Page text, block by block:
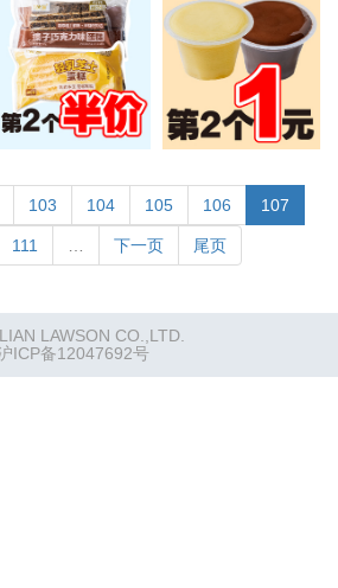
103 104 105 106 107
111 下一页 尾页
LAWSON CO.,LTD.
ICP备12047692号